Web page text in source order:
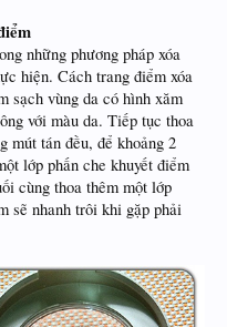
những phương pháp xóa
hiện. Cách trang điểm xóa
sạch vùng da có hình xăm
với màu da. Tiếp tục thoa
mút tán đều, để khoảng 2
lớp phấn che khuyết điểm
cùng thoa thêm một lớp
sẽ nhanh trôi khi gặp phải